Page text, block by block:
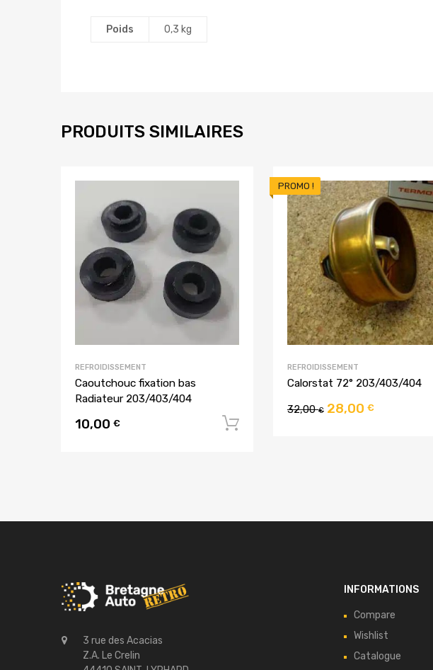
Poids 0,3 kg
PRODUITS SIMILAIRES
REFROIDISSEMENT
Caoutchouc fixation bas
Radiateur 203/403/404
10,00 €
PROMO !
REFROIDISSEMENT
Calorstat 72° 203/403/404
32,00€ 28,00 €
3 rue des Acacias
Z.A. Le Crelin
INFORMATIONS
Compare
Wishlist
Catalogue